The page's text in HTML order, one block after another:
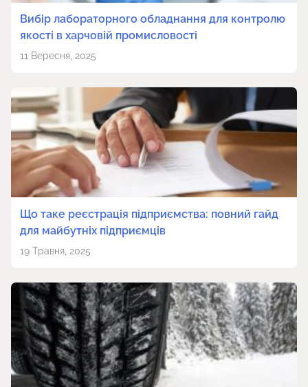
Вибір лабораторного обладнання для контролю
якості в харчовій промисловості
11 Вересня, 2025
Що таке реєстрація підприємства: повний гайд
для майбутніх підприємців
19 Травня, 2025